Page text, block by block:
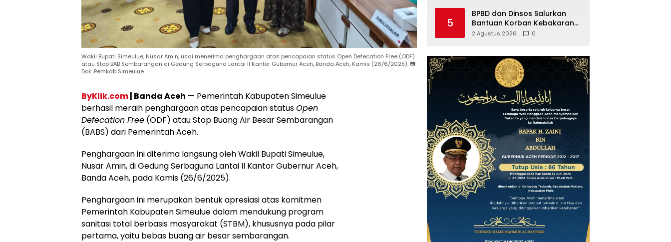
Wakil Bupati Simeulue, Nusar Amin, usai menerima penghargaan atas pencapaian status Open Defecation Free (ODF)
atau Stop BAB Sembarangan di Gedung Serbaguna Lantai II Kantor Gubernur Aceh, Banda Aceh, Kamis (26/6/2025). 📷:
Dok. Pemkab Simeulue
ByKlik.com| Banda Aceh — Pemerintah Kabupaten Simeulue
berhasil meraih penghargaan atas pencapaian statusOpen
Defecation Free (ODF) atau Stop Buang Air Besar Sembarangan
(BABS) dari Pemerintah Aceh.
Penghargaan ini diterima langsung oleh Wakil Bupati Simeulue,
Nusar Amin, di Gedung Serbaguna Lantai II Kantor Gubernur Aceh,
Banda Aceh, pada Kamis (26/6/2025).
Penghargaan ini merupakan bentuk apresiasi atas komitmen
Pemerintah Kabupaten Simeulue dalam mendukung program
sanitasi total berbasis masyarakat (STBM), khususnya pada pilar
pertama, yaitu bebas buang air besar sembarangan.
5
BPBD dan Dinsos Salurkan
Bantuan Korban Kebakaran
Aceh Barat
2 Agustus 2026 0